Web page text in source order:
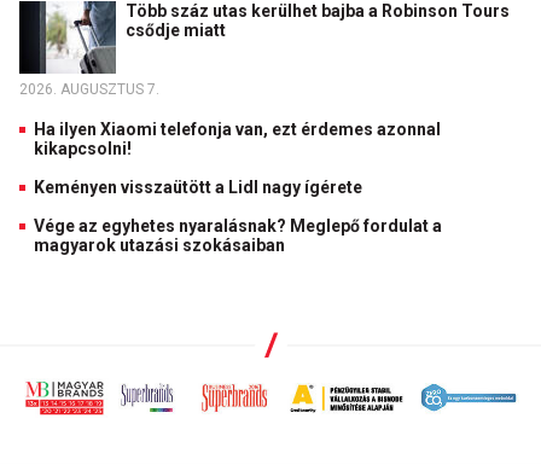
Több száz utas kerülhet bajba a Robinson Tours
csődje miatt
2026. AUGUSZTUS 7.
Ha ilyen Xiaomi telefonja van, ezt érdemes azonnal
kikapcsolni!
Keményen visszaütött a Lidl nagy ígérete
Vége az egyhetes nyaralásnak? Meglepő fordulat a
magyarok utazási szokásaiban